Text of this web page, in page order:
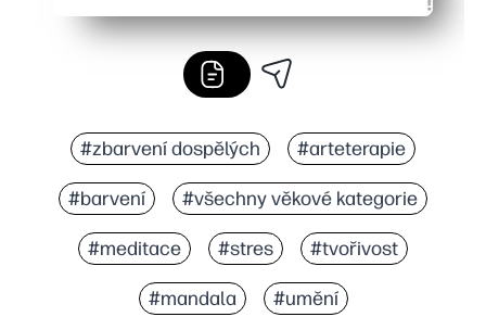
#zbarvení dospělých #arteterapie
#barvení #všechny věkové kategorie
#meditace #stres #tvořivost
#mandala #umění